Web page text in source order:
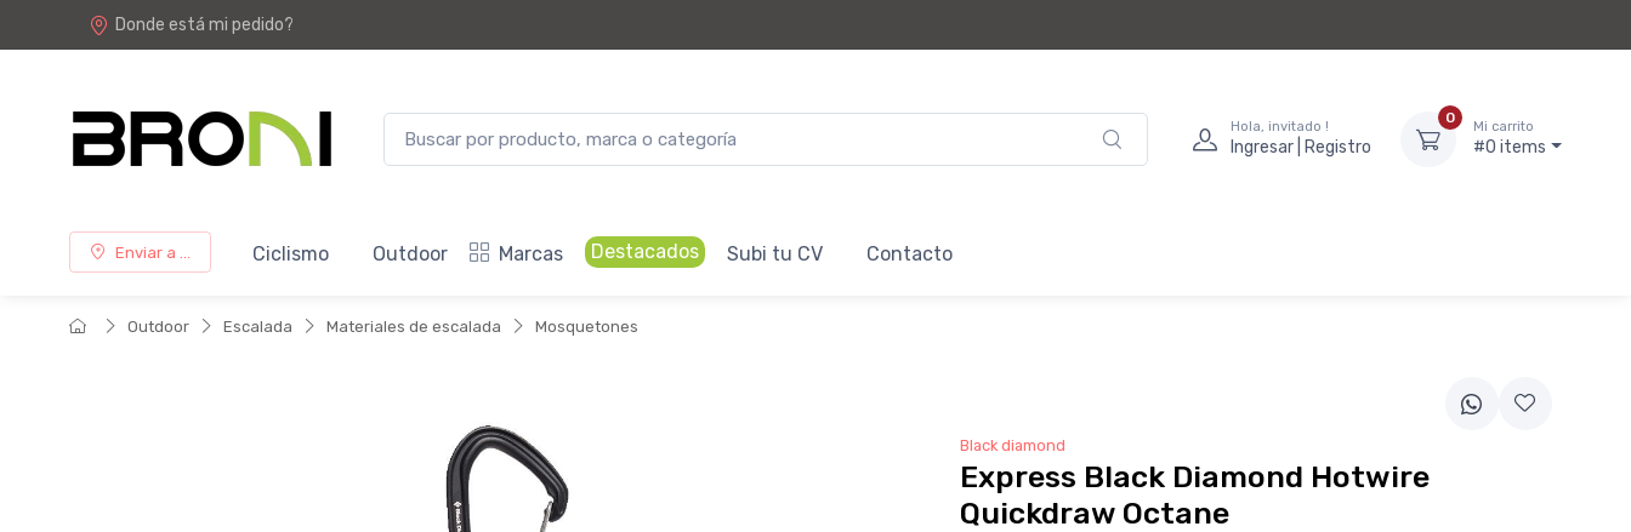
Donde está mi pedido?
Hola, invitado !
Ingresar | Registro
0
Mi carrito
#0 items
Enviar a ... Ciclismo Outdoor Marcas Destacados Subi tu CV Contacto
Outdoor Escalada Materiales de escalada Mosquetones
Black diamond
Express Black Diamond Hotwire
Quickdraw Octane